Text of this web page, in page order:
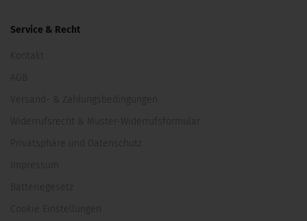
Service & Recht
Kontakt
AGB
Versand- & Zahlungsbedingungen
Widerrufsrecht & Muster-Widerrufsformular
Privatsphäre und Datenschutz
Impressum
Batteriegesetz
Cookie Einstellungen